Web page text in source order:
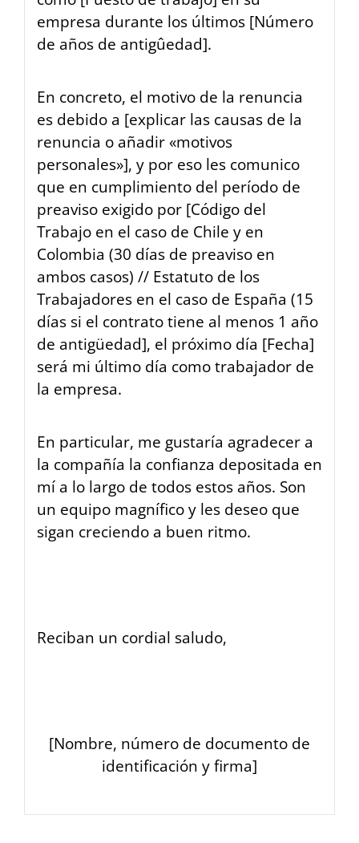
empresa durante los últimos [Número
de años de antigûedad].
En concreto, el motivo de la renuncia
es debido a [explicar las causas de la
renuncia o añadir «motivos
personales»], y por eso les comunico
que en cumplimiento del período de
preaviso exigido por [Código del
Trabajo en el caso de Chile y en
Colombia (30 días de preaviso en
ambos casos) // Estatuto de los
Trabajadores en el caso de España (15
días si el contrato tiene al menos 1 año
de antigüedad], el próximo día [Fecha]
será mi último día como trabajador de
la empresa.
En particular, me gustaría agradecer a
la compañía la confianza depositada en
mí a lo largo de todos estos años. Son
un equipo magnífico y les deseo que
sigan creciendo a buen ritmo.
Reciban un cordial saludo,
[Nombre, número de documento de
identificación y firma]